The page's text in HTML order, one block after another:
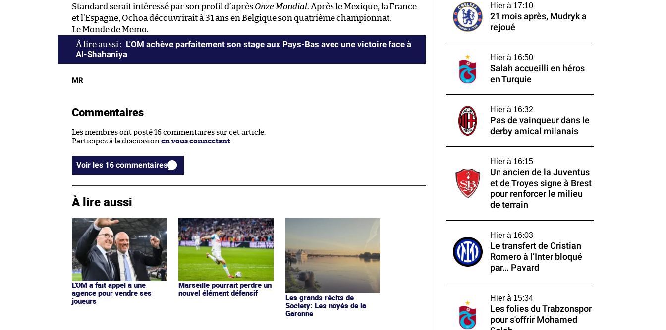
Standard serait intéressé par son profil d’après Onze Mondial. Après le Mexique, la France
et l’Espagne, Ochoa découvrirait à 31 ans en Belgique son quatrième championnat.
Le Monde de Memo.
L'OM achève parfaitement son stage aux Pays-Bas avec une victoire face à
Al-Shahaniya
MR
Commentaires
Les membres ont posté 16 commentaires sur cet article.
Participez à la discussion en vous connectant
Voir les 16 commentaires
À lire aussi
L'OM a fait appel à une
agence pour vendre ses
joueurs
Marseille pourrait perdre un
nouvel élément défensif
Les grands récits de
Society: Les noyés de la
Garonne
Hier à 17:10
21 mois après, Mudryk a
rejoué
Hier à 16:50
Salah accueilli en héros
en Turquie
Hier à 16:32
Pas de vainqueur dans le
derby amical milanais
Hier à 16:15
Un ancien de la Juventus
et de Troyes signe à Brest
pour renforcer le milieu
de terrain
Hier à 16:03
Le transfert de Cristian
Romero à l’Inter bloqué
par… Pavard
Hier à 15:34
Les folies du Trabzonspor
pour s'offrir Mohamed